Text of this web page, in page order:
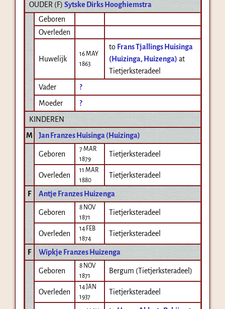
OUDER (F) Sytske Dirks Hooghiemstra
Geboren
Overleden
Huwelijk
16 MAY
1863
to Frans Tjallings Huisinga
(Huizinga, Huizenga) at
Tietjerksteradeel
Vader
?
Moeder
?
KINDEREN
M
Jan Franzes Huisinga (Huizinga)
Geboren
7 MAR
1879
Tietjerksteradeel
Overleden
11 MAR
1880
Tietjerksteradeel
F Antje Franzes Huizenga
Geboren
8 NOV
1871
Tietjerksteradeel
Overleden
14 FEB
1874
Tietjerksteradeel
F Wipkje Franzes Huizenga
Geboren
8 NOV
1871
Bergum (Tietjerksteradeel)
Overleden
14 JAN
1937
Tietjerksteradeel